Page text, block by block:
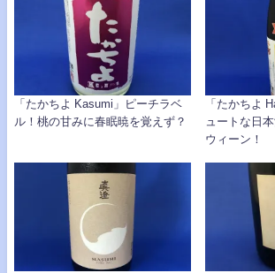
「たかちよ Kasumi」ピーチラベ
ル！桃の甘みに春眠暁を覚えず？
「たかちよ
ュートな日
ウィーン！